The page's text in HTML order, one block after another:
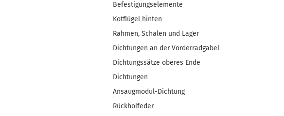
Befestigungselemente
Kotflügel hinten
Rahmen, Schalen und Lager
Dichtungen an der Vorderradgabel
Dichtungssätze oberes Ende
Dichtungen
Ansaugmodul-Dichtung
Rückholfeder